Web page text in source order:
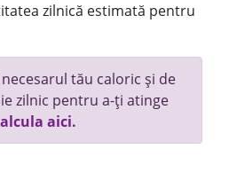
zilnică estimată pentru
tău caloric și de
zilnic pentru a-ți atinge
aici.